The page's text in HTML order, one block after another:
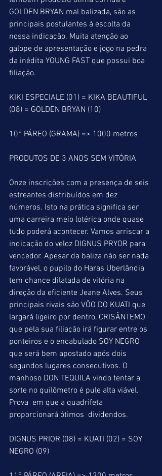
GOLDEN BRYAN mal balizada, são as
principais postulantes à escolta da
nossa indicação. Muita atenção ao
galope de apresentação e jogo na pedra
da inédita YOUNG FAST que possui boa
filiação.
KIKI ESPECIALE (01) = KIKA BEAUTIFUL
(08) = GOLDEN BRYAN (10)
10° PÁREO (GRAMA) => 1000 metros
PRODUTOS DE 3 ANOS SEM VITÓRIA
Onze inscrições com a presença de seis
estreantes distribuídos em dez
números. Isto na prática significa ser
uma carreira meio lotérica onde quase
tudo poderá acontecer. Vamos arriscar a
indicação do veloz DIGNUS PRYOR para
vencedor. Apesar da baliza não ser nada
favorável, o pupilo do Haras Uberlândia
tem chance dilatada de vitória na
direção da eficiente Jeane Alves. Seus
principais rivais são VÔO DO KUATI que
largará ligeiro por dentro, CRISÂNTEMO
que pela sua filiação irá figurar entre os
ponteiros e o encabulado SOY NEGRO
que será bem apostado após dois
segundos lugares consecutivos. O
manhoso DON TEQUILA vindo tentar a
sorte no quilômetro é pule alta viável.
Prova  em que a quadrifeta
proporcionará ótimos  dividendos.
DIGNUS PRIOR (08) = KUATI (02) = SOY
NEGRO (09)